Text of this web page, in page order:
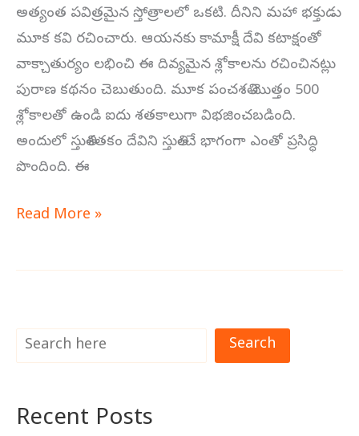
అత్యంత పవిత్రమైన స్తోత్రాలలో ఒకటి. దీనిని మహా భక్తుడు
మూక కవి రచించారు. ఆయనకు కామాక్షీ దేవి కటాక్షంతో
వాక్చాతుర్యం లభించి ఈ దివ్యమైన శ్లోకాలను రచించినట్లు
పురాణ కథనం చెబుతుంది. మూక పంచశతి మొత్తం 500
శ్లోకాలతో ఉండి ఐదు శతకాలుగా విభజించబడింది.
అందులో స్తుతిశతకం దేవిని స్తుతించే భాగంగా ఎంతో ప్రసిద్ధి
పొందింది. ఈ
Read More »
Search
Recent Posts